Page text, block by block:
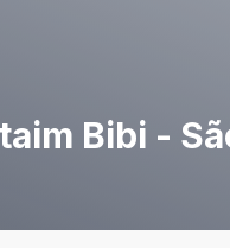
Bibi -